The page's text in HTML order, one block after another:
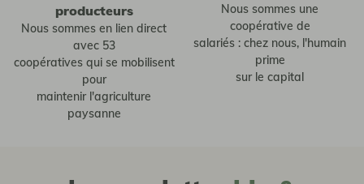
producteurs
Nous sommes en lien direct
avec 53
coopératives qui se mobilisent
pour
maintenir l'agriculture
paysanne
Nous sommes une
coopérative de
salariés : chez nous, l'humain
prime
sur le capital